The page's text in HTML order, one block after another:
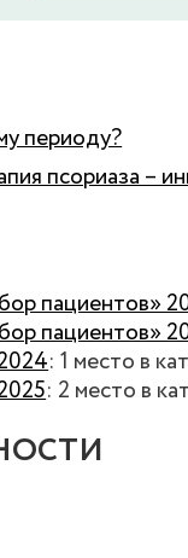
периоду?
псориаза –
пациентов»
пациентов»
: 1 место в
: 2 место в